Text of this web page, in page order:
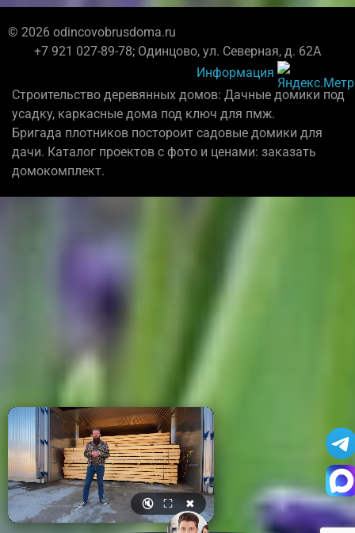
© 2026 odincovobrusdoma.ru
+7 921 027-89-78; Одинцово, ул. Северная, д. 62А
Информация
Строительство деревянных домов: Дачные домики под
усадку, каркасные дома под ключ для пмж.
Бригада плотников постороит садовые домики для
дачи. Каталог проектов с фото и ценами: заказать
домокомплект.
🔇 ⛶ ✖